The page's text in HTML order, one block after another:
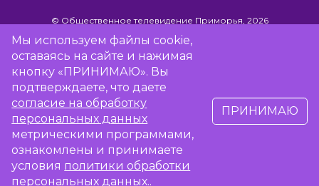
© Общественное телевидение Приморья, 2026
Разработка сайта -
Сообщить об отсутствии вещания
Мы используем файлы cookie,
оставаясь на сайте и нажимая
кнопку «ПРИНИМАЮ». Вы
подтверждаете, что даете
согласие на обработку
персональных данных
метрическими программами,
ознакомлены и принимаете
условия политики обработки
персональных данных..
ПРИНИМАЮ